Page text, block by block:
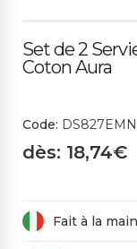
Set de 2
Coton Aura
Code:
dès: 18,74€
Fait à la